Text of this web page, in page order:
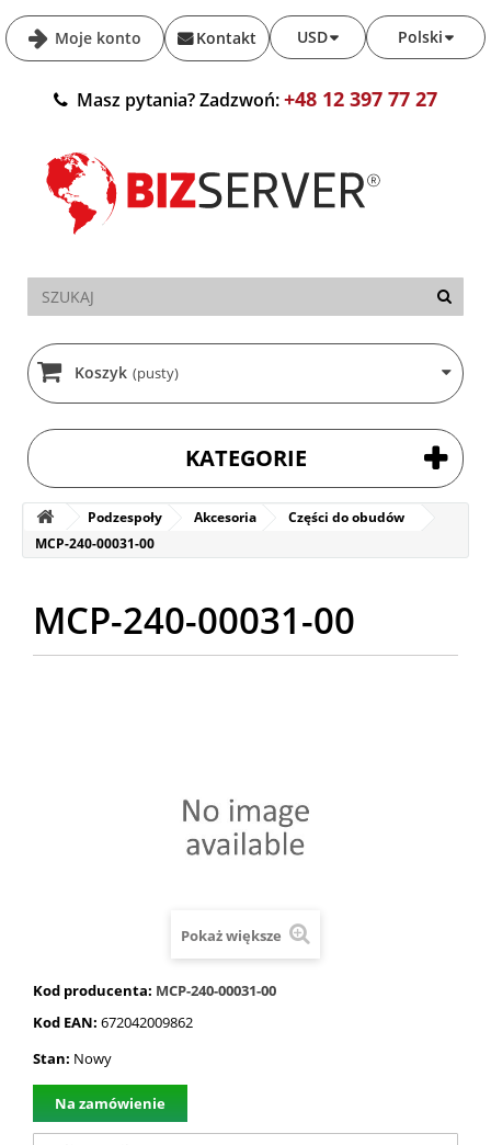
Moje konto Polski
USD
Kontakt
Masz pytania? Zadzwoń:+48 12 397 77 27
Koszyk (pusty)
KATEGORIE
Podzespoły Akcesoria
Części do obudów
MCP-240-00031-00
MCP-240-00031-00
Pokaż większe
Kod producenta: MCP-240-00031-00
Kod EAN: 672042009862
Stan: Nowy
Na zamówienie